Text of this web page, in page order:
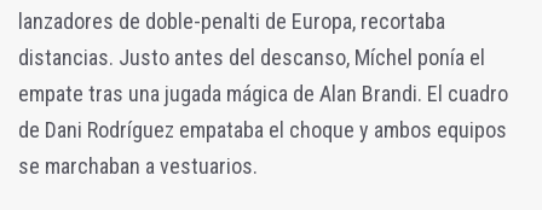
lanzadores de doble-penalti de Europa, recortaba
distancias. Justo antes del descanso, Míchel ponía el
empate tras una jugada mágica de Alan Brandi. El cuadro
de Dani Rodríguez empataba el choque y ambos equipos
se marchaban a vestuarios.